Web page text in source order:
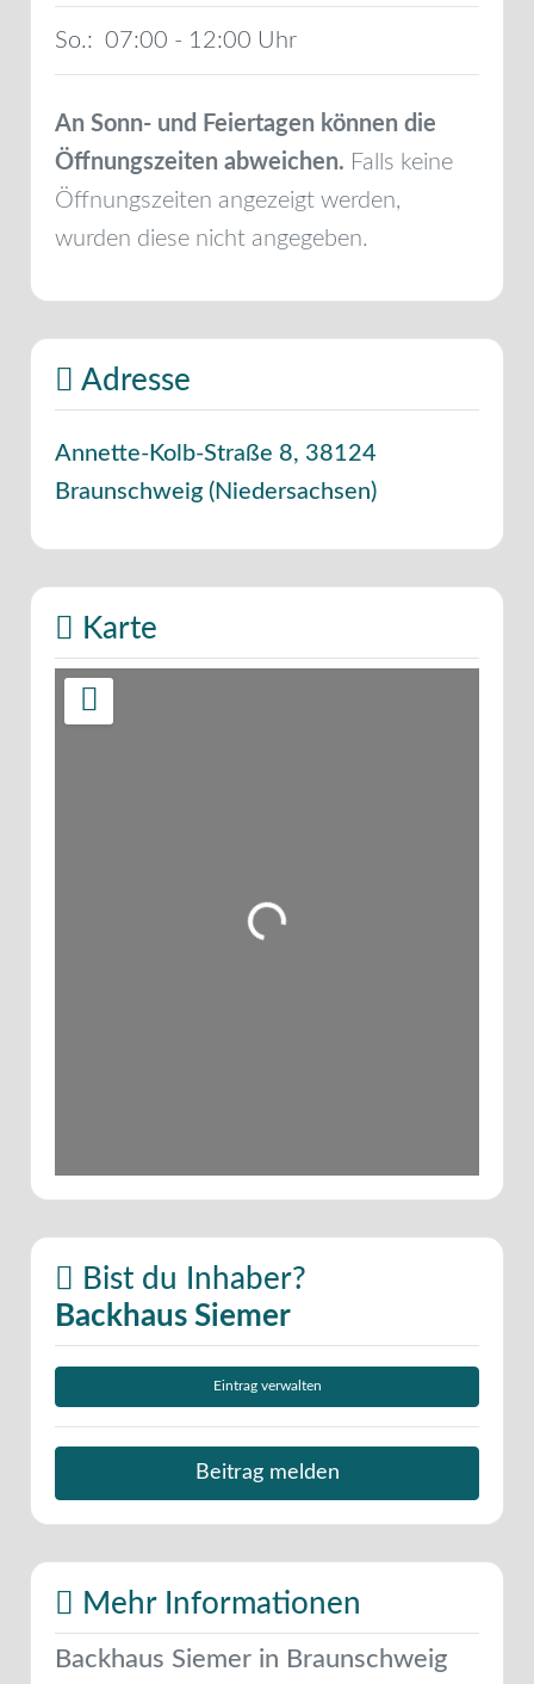
So.: 07:00 - 12:00
An Sonn- und Feiertagen können die
Öffnungszeiten abweichen. Falls keine
Öffnungszeiten angezeigt werden,
wurden diese nicht angegeben.
Adresse
Annette-Kolb-Straße 8, 38124
Braunschweig (Niedersachsen)
Karte
Wird geladen …
Bist du Inhaber?
Backhaus Siemer
Eintrag verwalten
Beitrag melden
Mehr Informationen
Backhaus Siemer in Braunschweig